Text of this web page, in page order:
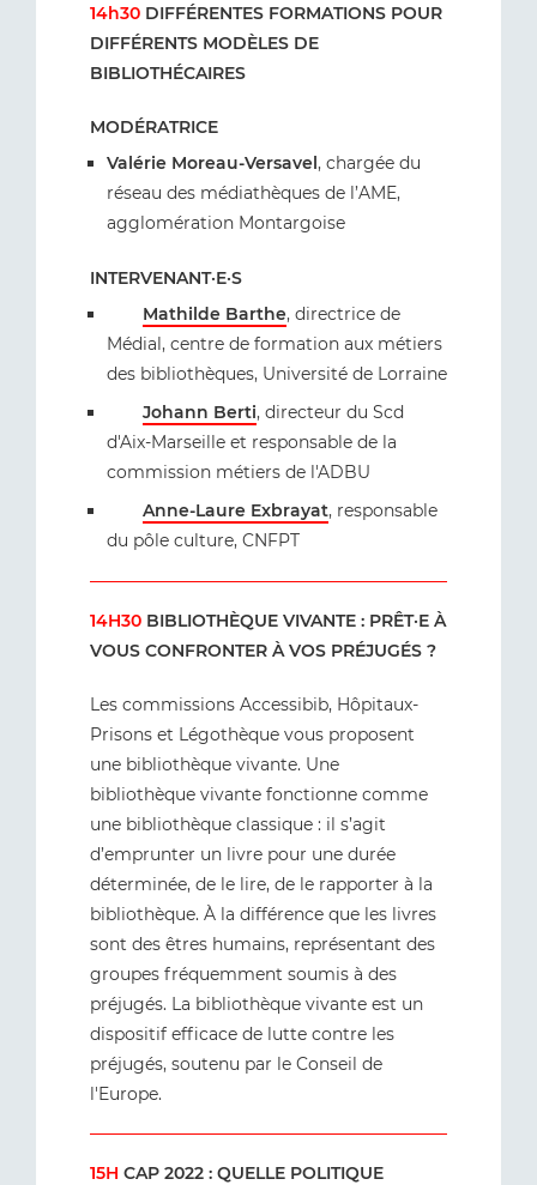
14h30 DIFFÉRENTES FORMATIONS POUR
DIFFÉRENTS MODÈLES DE
BIBLIOTHÉCAIRES
MODÉRATRICE
Valérie Moreau-Versavel, chargée du
réseau des médiathèques de l’AME,
agglomération Montargoise
INTERVENANT·E·S
Mathilde Barthe, directrice de
Médial, centre de formation aux métiers
des bibliothèques, Université de Lorraine
Johann Berti, directeur du Scd
d'Aix-Marseille et responsable de la
commission métiers de l'ADBU
Anne-Laure Exbrayat, responsable
du pôle culture, CNFPT
14H30 BIBLIOTHÈQUE VIVANTE : PRÊT·E À
VOUS CONFRONTER À VOS PRÉJUGÉS ?
Les commissions Accessibib, Hôpitaux-
Prisons et Légothèque vous proposent
une bibliothèque vivante. Une
bibliothèque vivante fonctionne comme
une bibliothèque classique : il s’agit
d’emprunter un livre pour une durée
déterminée, de le lire, de le rapporter à la
bibliothèque. À la différence que les livres
sont des êtres humains, représentant des
groupes fréquemment soumis à des
préjugés. La bibliothèque vivante est un
dispositif efficace de lutte contre les
préjugés, soutenu par le Conseil de
l'Europe.
15H CAP 2022 : QUELLE POLITIQUE